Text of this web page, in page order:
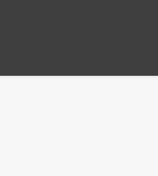
2026年6月号【特集】